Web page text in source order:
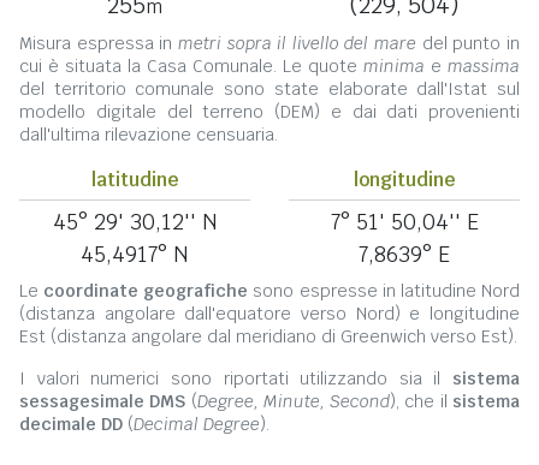
m
Misura espressa in metri sopra il livello del mare del punto in
cui è situata la Casa Comunale. Le quote minima e massima
del territorio comunale sono state elaborate dall'Istat sul
modello digitale del terreno (DEM) e dai dati provenienti
dall'ultima rilevazione censuaria.
latitudine
45° 29' 30,12'' N
45,4917° N
longitudine
7° 51' 50,04'' E
7,8639° E
Le coordinate geografiche sono espresse in latitudine Nord
(distanza angolare dall'equatore verso Nord) e longitudine
Est (distanza angolare dal meridiano di Greenwich verso Est).
I valori numerici sono riportati utilizzando sia il sistema
sessagesimale DMS (Degree, Minute, Second), che il sistema
decimale DD (Decimal Degree).